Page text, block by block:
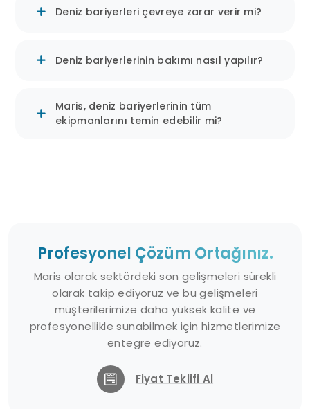
Dolgu malzemesiyle desteklenen,
sınırlandırarak, bu kirliliklerin temizlenmesini
kolaylaştırır ve sucul canlıların yaşam
alanlarını korur.
Acil Müdahale:Petrol sızıntıları ve
kimyasal dökülmeleri gibi acil durumlarda
hızlı ve etkili müdahale için kullanılır.
Kıyı Koruma:Kıyı şeritlerini erozyon ve
dalga etkilerinden korumak için sabit
Deniz bariyerleri çevreye zarar verir mi?
Deniz bariyerlerinin bakımı nasıl yapılır?
Maris, deniz bariyerlerinin tüm
ekipmanlarını temin edebilir mi?
Profesyonel Çözüm Ortağınız.
Maris olarak sektördeki son gelişmeleri sürekli
olarak takip ediyoruz ve bu gelişmeleri
müşterilerimize daha yüksek kalite ve
profesyonellikle sunabilmek için hizmetlerimize
entegre ediyoruz.
Fiyat Teklifi Al